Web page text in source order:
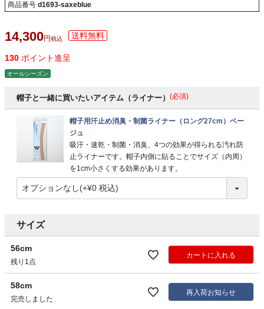
商品番号 d1693-saxeblue
14,300 税込
130 ポイント進呈
オールシーズン
帽子と一緒に買いたいアイテム（ライナー） (必須)
帽子用汗止め消臭・制菌ライナー（ロング27cm）ベー
ジュ
吸汗・速乾・制菌・消臭、4つの効果が得られる汚れ防
止ライナーです。帽子内側に貼ることでサイズ（内周）
を1cm小さくする効果があります。
サイズ
56cm
残り1点
カートに入れる
58cm
完売しました
再入荷お知らせ